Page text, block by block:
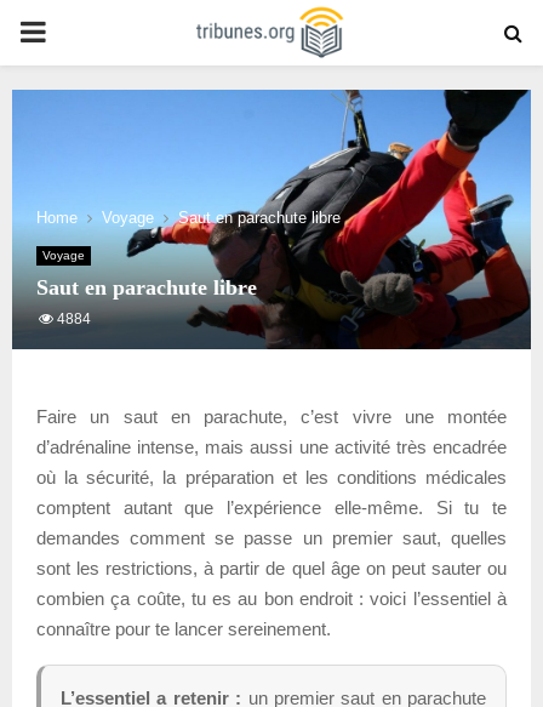
PRIMARY
MENU
Home Voyage Saut en parachute libre
Voyage
Saut en parachute libre
4884
Faire un saut en parachute, c’est vivre une montée
d’adrénaline intense, mais aussi une activité très encadrée
où la sécurité, la préparation et les conditions médicales
comptent autant que l’expérience elle-même. Si tu te
demandes comment se passe un premier saut, quelles
sont les restrictions, à partir de quel âge on peut sauter ou
combien ça coûte, tu es au bon endroit : voici l’essentiel à
connaître pour te lancer sereinement.
L’essentiel a retenir : un premier saut en parachute